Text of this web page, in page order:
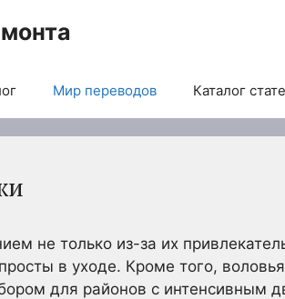
Мир переводов Каталог
не только из-за их
в уходе. Кроме того,
для районов с интенсивным